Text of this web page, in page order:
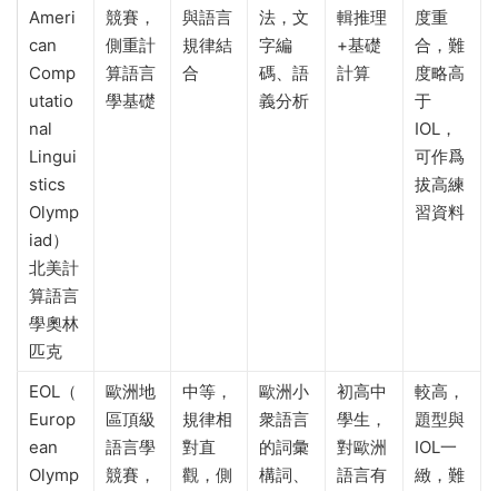
Ameri
can
Comp
utatio
nal
Lingui
stics
Olymp
iad）
北美計
算語言
學奧林
匹克
競賽，
側重計
算語言
學基礎
與語言
規律結
合
法，文
字編
碼、語
義分析
輯推理
+基礎
計算
度重
合，難
度略高
于
IOL，
可作爲
拔高練
習資料
EOL（
Europ
ean
Olymp
歐洲地
區頂級
語言學
競賽，
中等，
規律相
對直
觀，側
歐洲小
衆語言
的詞彙
構詞、
初高中
學生，
對歐洲
語言有
較高，
題型與
IOL一
緻，難